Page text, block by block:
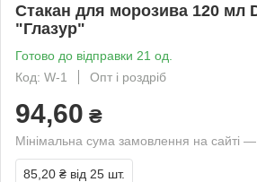
Стакан для морозива 120 мл
"Глазур"
Готово до відправки 21 од.
Код: W-1
Опт і роздріб
94,60 ₴
Мінімальна сума замовлення на сайті
85,20 ₴ від 25 шт.